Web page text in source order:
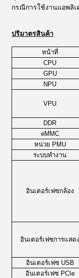
กรณีการใช้งานแอพลิ
ปริมาตรสินค้า
หน้าที่
CPU
GPU
NPU
VPU
DDR
eMMC
หน่วย PMU
ระบบทํางาน
อินเตอร์เฟซกล้อง
อินเตอร์เฟซการแสดง
อินเตอร์เฟซ USB
อินเตอร์เฟซ PCIe